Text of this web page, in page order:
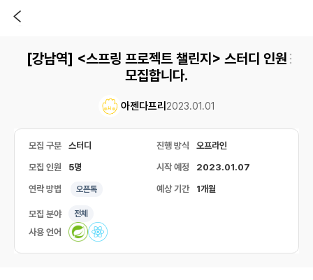
[강남역] <스프링 프로젝트 챌린지> 스터디 인원
모집합니다.
아젠다프리 2023.01.01
모집 구분 스터디 진행 방식 오프라인
모집 인원 5명 시작 예정 2023.01.07
연락 방법 오픈톡 예상 기간 1개월
모집 분야 전체
사용 언어